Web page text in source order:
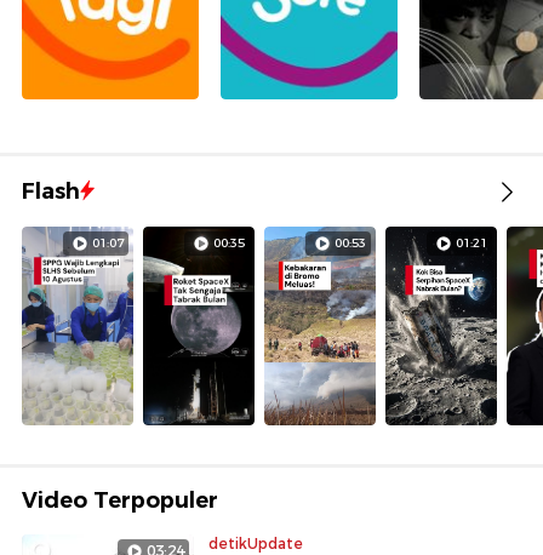
Flash
01:07 00:35 00:53 01:21
Video Terpopuler
03:24 detikUpdate